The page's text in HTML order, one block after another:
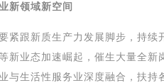
新领域新空间
紧跟新质生产力发展脚步，持
新业态加速崛起，催生大量全
与生活性服务业深度融合，扶